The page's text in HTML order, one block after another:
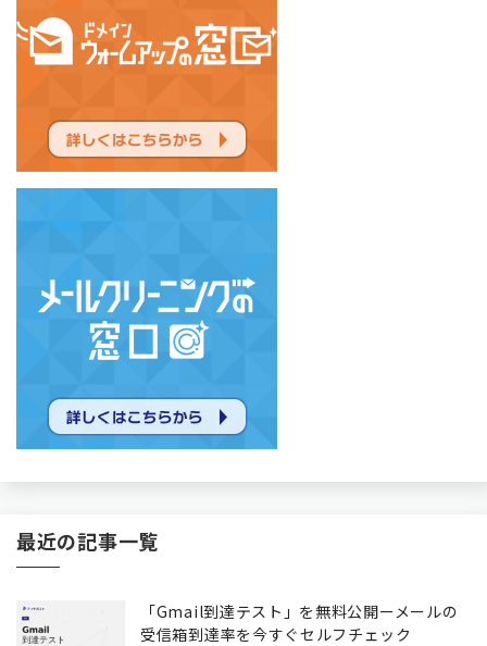
最近の記事一覧
「Gmail到達テスト」を無料公開ーメールの
受信箱到達率を今すぐセルフチェック